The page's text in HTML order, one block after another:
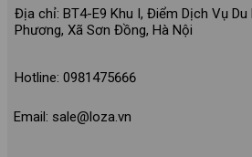
Địa chỉ: BT4-E9 Khu I, Điểm Dịch Vụ
Phương, Xã Sơn Đồng, Hà Nội
Hotline: 0981475666
Email: sale@loza.vn